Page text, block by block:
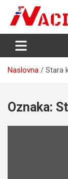
content
Nacija želi znati
Naslovna Stara
Oznaka: